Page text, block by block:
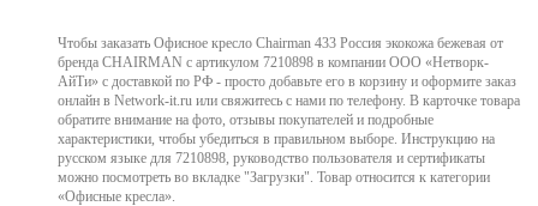
Чтобы заказать Офисное кресло Chairman 433 Россия экокожа бежевая от
бренда CHAIRMAN с артикулом 7210898 в компании ООО «Нетворк-
АйТи» с доставкой по РФ - просто добавьте его в корзину и оформите заказ
онлайн в Network-it.ru или свяжитесь с нами по телефону. В карточке товара
обратите внимание на фото, отзывы покупателей и подробные
характеристики, чтобы убедиться в правильном выборе. Инструкцию на
русском языке для 7210898, руководство пользователя и сертификаты
можно посмотреть во вкладке "Загрузки". Товар относится к категории
«Офисные кресла».